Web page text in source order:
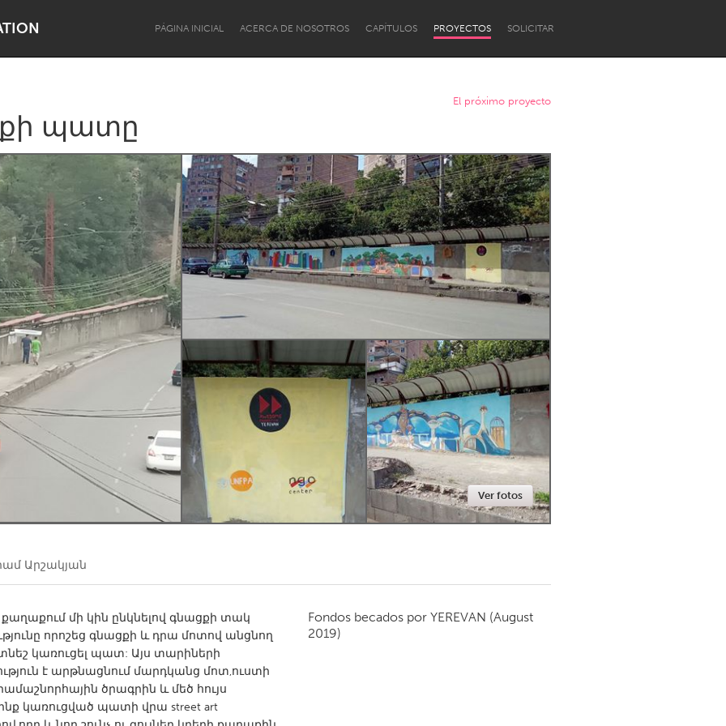
PÁGINA INICIAL ACERCA DE NOSOTROS CAPÍTULOS PROYECTOS SOLICITAR
Dragon Dreaming
Lake Mac Lower Hunter
Newcastle
Kitchener-Waterloo New Glasgow
Newmarket
El próximo proyecto
պատը
Ver fotos
Արշակյան
մի կին ընկնելով գնացքի տակ
որոշեց գնացքի և դրա մոտով անցնող
կառուցել պատ: Այս տարիների
է արթնացնում մարդկանց մոտ,ուստի
ծրագրին և մեծ հույս
կառուցված պատի վրա street art
Fondos becados por YEREVAN (August
2019)